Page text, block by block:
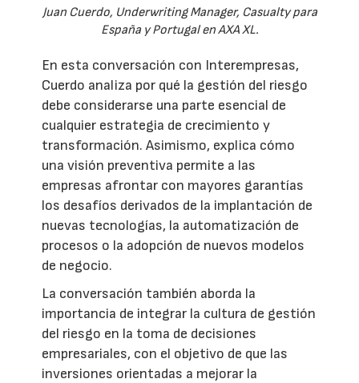
Juan Cuerdo, Underwriting Manager, Casualty para
España y Portugal en AXA XL.
En esta conversación con Interempresas,
Cuerdo analiza por qué la gestión del riesgo
debe considerarse una parte esencial de
cualquier estrategia de crecimiento y
transformación. Asimismo, explica cómo
una visión preventiva permite a las
empresas afrontar con mayores garantías
los desafíos derivados de la implantación de
nuevas tecnologías, la automatización de
procesos o la adopción de nuevos modelos
de negocio.
La conversación también aborda la
importancia de integrar la cultura de gestión
del riesgo en la toma de decisiones
empresariales, con el objetivo de que las
inversiones orientadas a mejorar la